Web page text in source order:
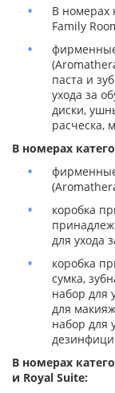
В номерах
Family
паста и
ухода за
диски,
расческа,
В номерах
коробка
для ухода
коробка
сумка,
набор для
для
набор для
В номерах
и Royal Suite: